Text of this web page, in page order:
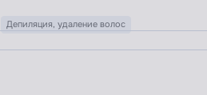
Депиляция, удаление волос